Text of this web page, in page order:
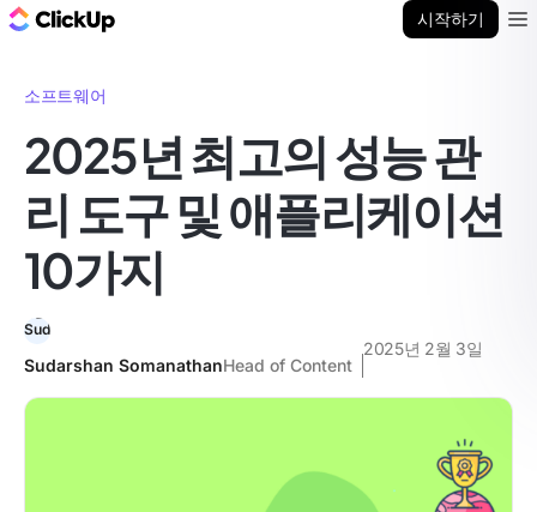
시작하기
소프트웨어
2025년 최고의 성능 관
리 도구 및 애플리케이션
10가지
Sudarshan SomanathanHead of Content
2025년 2월 3일